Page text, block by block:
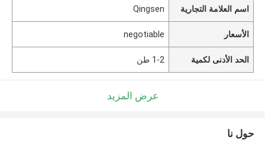
اسم العلامة التجارية Qingsen
الأسعار negotiable
الحد الأدنى لكمية 1-2 طن
عرض المزيد
حول نا